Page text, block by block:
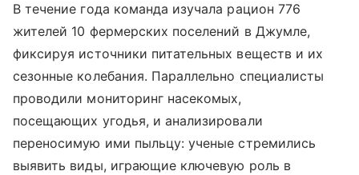
В течение года команда изучала рацион 776
жителей 10 фермерских поселений в Джумле,
фиксируя источники питательных веществ и их
сезонные колебания. Параллельно специалисты
проводили мониторинг насекомых,
посещающих угодья, и анализировали
переносимую ими пыльцу: ученые стремились
выявить виды, играющие ключевую роль в